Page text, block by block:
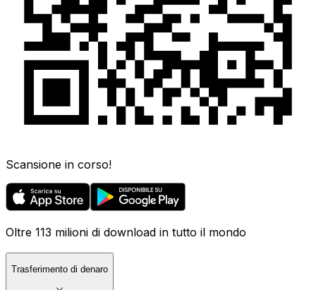
Scansione in corso!
Oltre 113 milioni di download in tutto il mondo
Trasferimento di denaro